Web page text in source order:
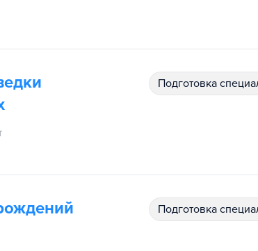
подготовка
подготовка